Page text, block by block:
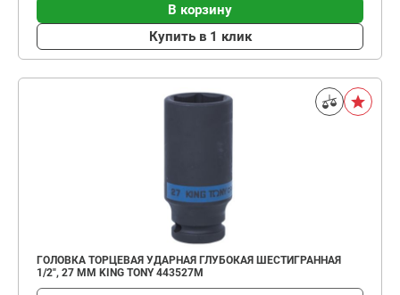
В корзину
Купить в 1 клик
ГОЛОВКА ТОРЦЕВАЯ УДАРНАЯ ГЛУБОКАЯ ШЕСТИГРАННАЯ
1/2", 27 ММ KING TONY 443527M